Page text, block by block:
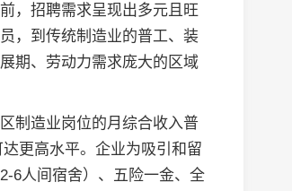
，招聘需求呈现出多元且旺
，到传统制造业的普工、装
期、劳动力需求庞大的区域
制造业岗位的月综合收入普
更高水平。企业为吸引和留
6人间宿舍）、五险一金、全